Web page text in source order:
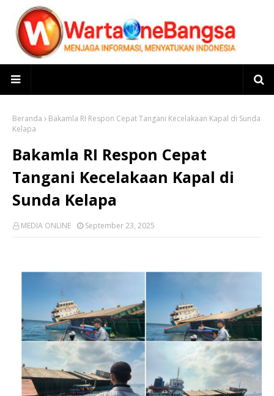
Beranda
Bakamla RI Respon Cepat Tangani Kecelakaan Kapal di Sunda
Kelapa
Bakamla RI Respon Cepat
Tangani Kecelakaan Kapal di
Sunda Kelapa
MEDIA ONLINE September 23, 2025